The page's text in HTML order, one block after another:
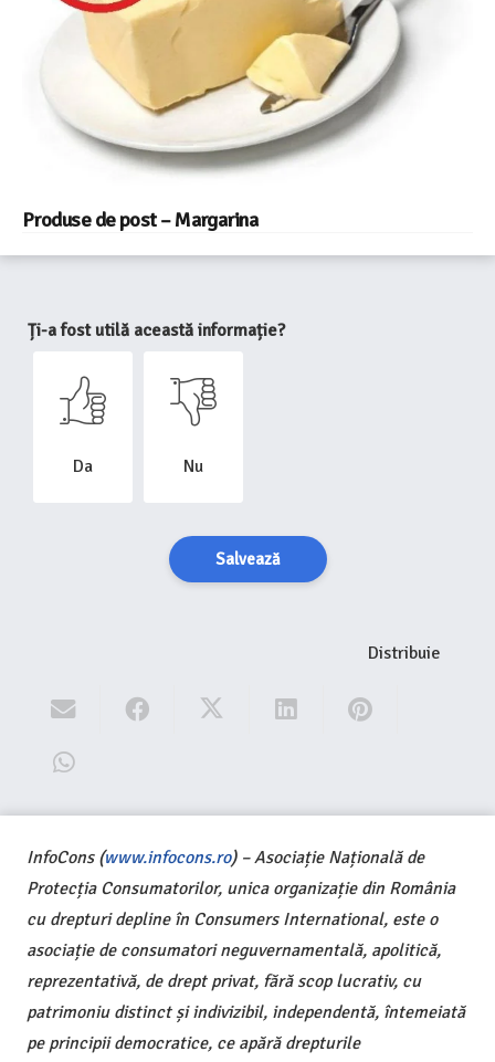
Produse de post – Margarina
Ți-a fost utilă această informație?
Da Nu
Salvează
Distribuie
InfoCons (www.infocons.ro) – Asociație Națională de
Protecția Consumatorilor, unica organizație din România
cu drepturi depline în Consumers International, este o
asociație de consumatori neguvernamentală, apolitică,
reprezentativă, de drept privat, fără scop lucrativ, cu
patrimoniu distinct și indivizibil, independentă, întemeiată
pe principii democratice, ce apără drepturile